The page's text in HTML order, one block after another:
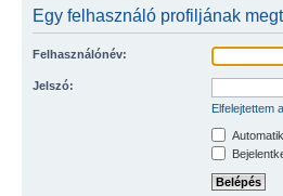
Egy felhasználó profiljának
Felhasználónév:
Jelszó:
Elfelejtettem